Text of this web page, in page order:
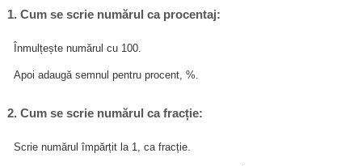
1. Cum se scrie numărul ca procentaj:
Înmulțește numărul cu 100.
Apoi adaugă semnul pentru procent, %.
2. Cum se scrie numărul ca fracție:
Scrie numărul împărțit la 1, ca fracție.